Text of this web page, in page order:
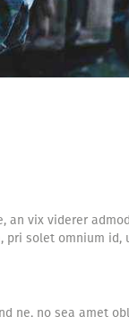
vix viderer
pri solet omnium id,
ne, no sea amet